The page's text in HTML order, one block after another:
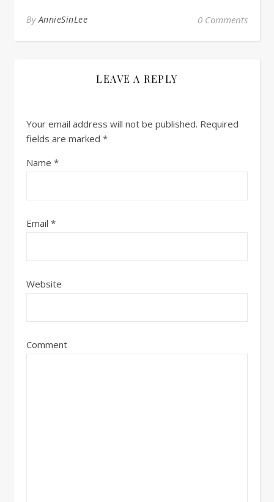
ByAnnieSinLee 0 Comments
LEAVE A REPLY
Your email address will not be published. Required
fields are marked *
Name *
Email *
Website
Comment